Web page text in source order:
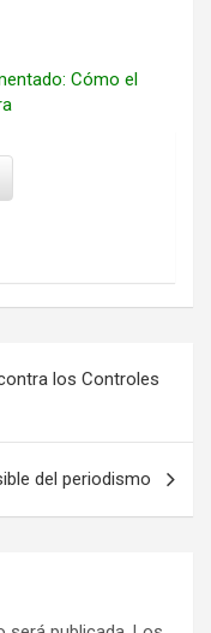
Cómo el
los Controles
del periodismo